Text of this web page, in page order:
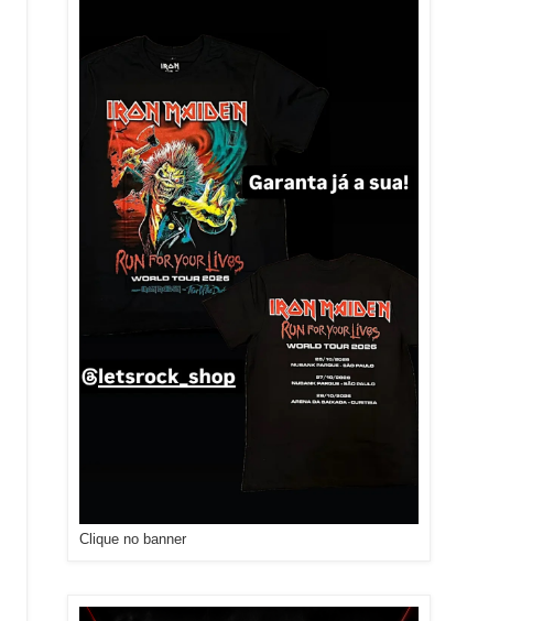
Clique no banner